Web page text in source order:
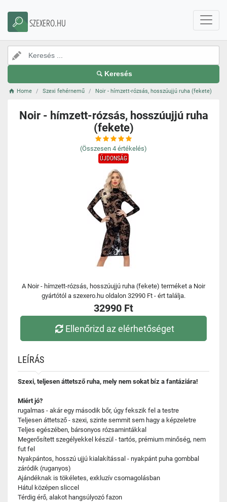
SZEXERO.HU
Keresés
Home Szexi fehérnemű Noir - hímzett-rózsás, hosszúujjú ruha (fekete)
Noir - hímzett-rózsás, hosszúujjú ruha
(fekete)
(Összesen 4 értékelés)
ÚJDONSÁG
A Noir - hímzett-rózsás, hosszúujjú ruha (fekete) terméket a Noir
gyártótól a szexero.hu oldalon 32990 Ft - ért találja.
32990 Ft
Ellenőrizd az elérhetőséget
LEÍRÁS
Szexi, teljesen áttetsző ruha, mely nem sokat bíz a fantáziára!
Miért jó?
rugalmas - akár egy második bőr, úgy fekszik fel a testre
Teljesen áttetsző - szexi, szinte semmit sem hagy a képzeletre
Teljes egészében, bársonyos rózsamintákkal
Megerősített szegélyekkel készül - tartós, prémium minőség, nem
fut fel
Nyakpántos, hosszú ujjú kialakítással - nyakpánt puha gombbal
záródik (ruganyos)
Ajándéknak is tökéletes, exkluzív csomagolásban
Hátul középen sliccel
Térdig érő, alakot hangsúlyozó fazon